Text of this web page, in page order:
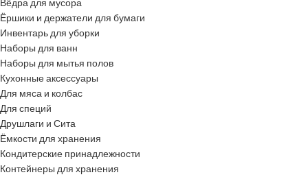
Вёдра для мусора
Ёршики и держатели для бумаги
Инвентарь для уборки
Наборы для ванн
Наборы для мытья полов
Кухонные аксессуары
Для мяса и колбас
Для специй
Друшлаги и Сита
Ёмкости для хранения
Кондитерские принадлежности
Контейнеры для хранения